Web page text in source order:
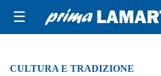
☰
CULTURA E TRADIZIONE